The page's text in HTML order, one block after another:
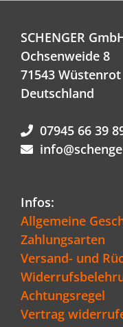
SCHENGER
Ochsenweide 8
71543 Wüstenrot
Deutschland
07945 66 39
Infos:
Allgemeine
Zahlungsarten
Versand- und
Achtungsregel
Vertrag